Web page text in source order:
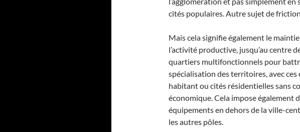
cités populaires. Autre sujet de
Mais cela signifie également le
l’activité productive, jusqu’au centre
quartiers multifonctionnels pour
spécialisation des territoires, avec
habitant ou cités résidentielles sans
économique. Cela impose également
équipements en dehors de la ville-
les autres pôles.